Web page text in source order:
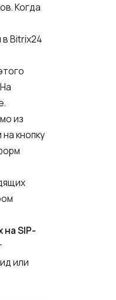
Когда
в Bitrix24
из
кнопку
на SIP-
или